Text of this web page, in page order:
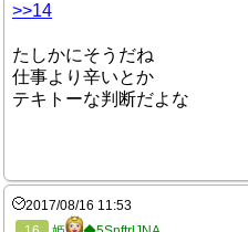
>>14
たしかにそうだね
仕事より辛いとか
テキトーな判断だよな
2017/08/16 11:53